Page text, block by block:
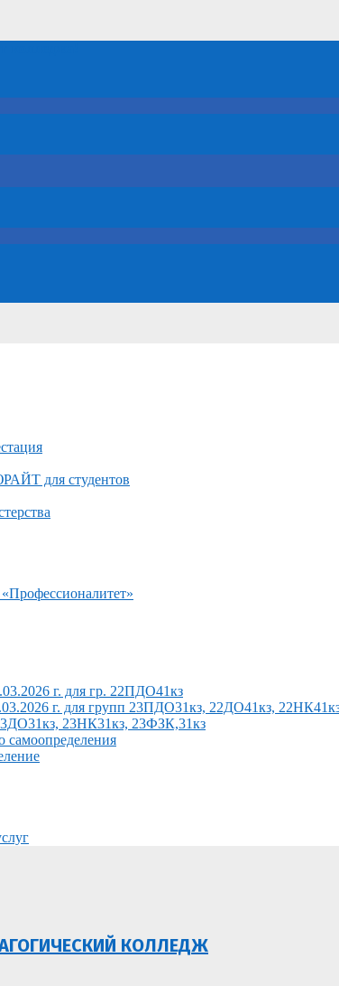
для студентов
г. для гр. 22ПДО41кз
г. для групп 23ПДО31кз, 22ДО41кз,
23НК31кз, 23ФЗК,31кз
самоопределения
КОЛЛЕДЖ